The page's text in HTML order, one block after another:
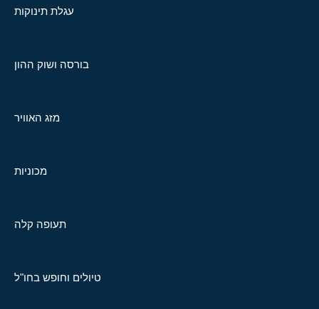
עגלת תינוקות
בורסה ושוק ההון
מזג האוויר
מכוניות
תעופה קלה
טיולים וחופש בחו"ל